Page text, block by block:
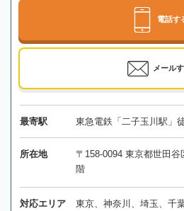
電話す
メール
最寄駅 東急電鉄「二子玉川駅」
所在地
〒158-0094 東京都世田
階
対応エリア 東京、神奈川、埼玉、千